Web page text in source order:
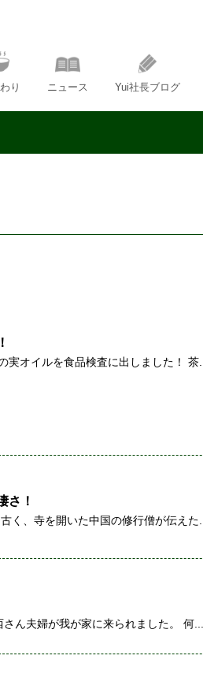
り ニュース Yui社長ブログ
オイルを食品検査に出しました！ 茶...
さ！
く、寺を開いた中国の修行僧が伝えた...
ん夫婦が我が家に来られました。 何...